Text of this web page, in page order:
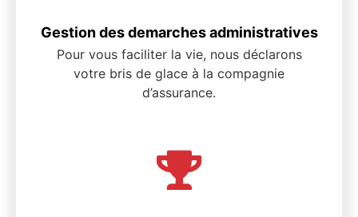
Gestion des demarches administratives
Pour vous faciliter la vie, nous déclarons
votre bris de glace à la compagnie
d’assurance.